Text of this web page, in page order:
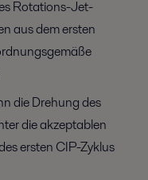
Rotations-Jet-
aus dem ersten
die Drehung des
die akzeptablen
ersten CIP-Zyklus